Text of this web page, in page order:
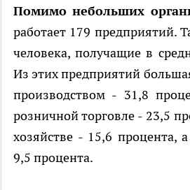
Помимо небольших
работает 179 предприятий.
человека, получащие в
Из этих предприятий
производством - 31,8
розничной торговле - 23,5
хозяйстве - 15,6 процента,
9,5 процента.